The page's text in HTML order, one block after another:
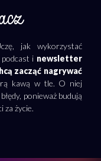
jak wykorzystać
podcast i newsletter
zacząć nagrywać
kawą w tle. O niej
ponieważ budują
za życie.